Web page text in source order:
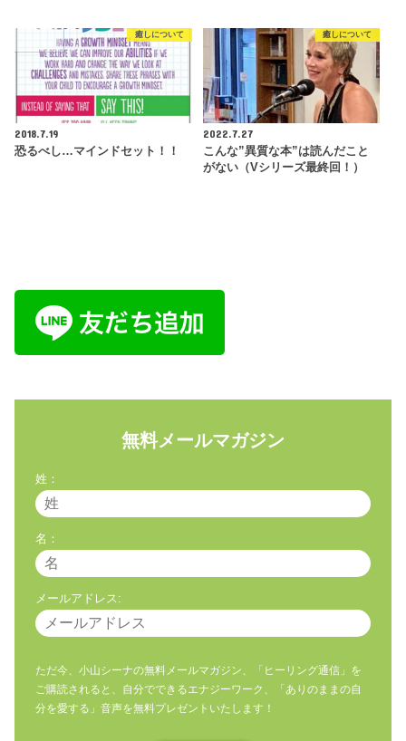
癒しについて
2018.7.19
恐るべし…マインドセット！！
癒しについて
2022.7.27
こんな”異質な本”は読んだこと
がない（Vシリーズ最終回！）
無料メールマガジン
姓：
名：
メールアドレス:
ただ今、小山シーナの無料メールマガジン、「ヒーリング通信」を
ご購読されると、自分でできるエナジーワーク、「ありのままの自
分を愛する」音声を無料プレゼントいたします！